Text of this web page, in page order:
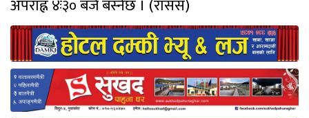
अपराह्न ४ः३० बजे बस्नेछ । (रासस)